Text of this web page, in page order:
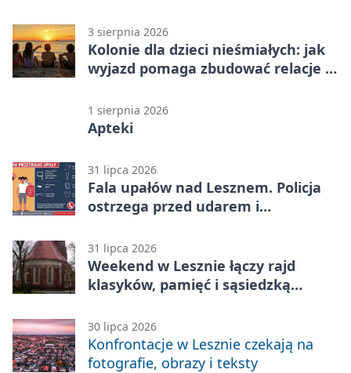
3 sierpnia 2026
Kolonie dla dzieci nieśmiałych: jak
wyjazd pomaga zbudować relacje z
1 sierpnia 2026
Apteki
31 lipca 2026
Fala upałów nad Lesznem. Policja
ostrzega przed udarem i
31 lipca 2026
Weekend w Lesznie łączy rajd
klasyków, pamięć i sąsiedzką
30 lipca 2026
Konfrontacje w Lesznie czekają na
fotografie, obrazy i teksty